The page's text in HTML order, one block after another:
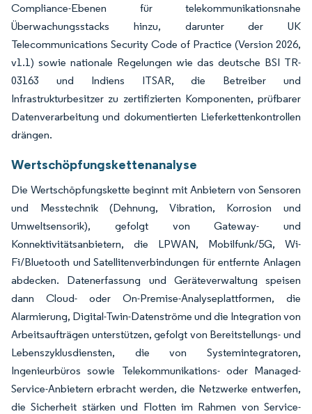
Compliance-Ebenen für telekommunikationsnahe
Überwachungsstacks hinzu, darunter der UK
Telecommunications Security Code of Practice (Version 2026,
v1.1) sowie nationale Regelungen wie das deutsche BSI TR-
03163 und Indiens ITSAR, die Betreiber und
Infrastrukturbesitzer zu zertifizierten Komponenten, prüfbarer
Datenverarbeitung und dokumentierten Lieferkettenkontrollen
drängen.
Wertschöpfungskettenanalyse
Die Wertschöpfungskette beginnt mit Anbietern von Sensoren
und Messtechnik (Dehnung, Vibration, Korrosion und
Umweltsensorik), gefolgt von Gateway- und
Konnektivitätsanbietern, die LPWAN, Mobilfunk/5G, Wi-
Fi/Bluetooth und Satellitenverbindungen für entfernte Anlagen
abdecken. Datenerfassung und Geräteverwaltung speisen
dann Cloud- oder On-Premise-Analyseplattformen, die
Alarmierung, Digital-Twin-Datenströme und die Integration von
Arbeitsaufträgen unterstützen, gefolgt von Bereitstellungs- und
Lebenszyklusdiensten, die von Systemintegratoren,
Ingenieurbüros sowie Telekommunikations- oder Managed-
Service-Anbietern erbracht werden, die Netzwerke entwerfen,
die Sicherheit stärken und Flotten im Rahmen von Service-